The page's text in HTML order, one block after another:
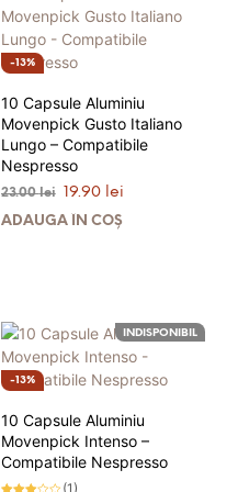
13%
10 Capsule Aluminiu
Movenpick Gusto Italiano
Lungo – Compatibile
Nespresso
23.00lei Prețul
a
19.90 leiPrețul
ADAUGĂ ÎN COȘ
INDISPONIBIL
13%
10 Capsule Aluminiu
Movenpick Intenso –
Compatibile Nespresso
(1)